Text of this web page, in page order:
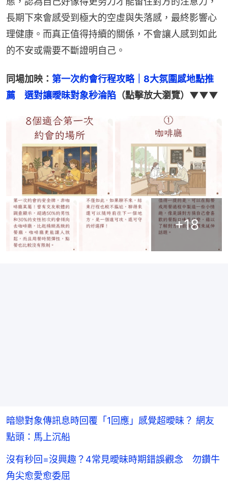
長期下來會感受到極大的空虛與失落感，最終影響心
理健康。而真正值得持續的關係，不會讓人感到如此
的不安或需要不斷證明自己。
同場加映： 第一次約會行程攻略｜8大氛圍感地點推
薦　選對讓曖昧對象秒淪陷 （點擊放大瀏覽）▼▼▼
+18
暗戀對象傳訊息時回覆「1回應」感覺超曖昧？ 網友
點頭：馬上沉船
沒有秒回=沒興趣？4常見曖昧時期錯誤觀念 勿鑽牛
角尖愈愛愈委屈